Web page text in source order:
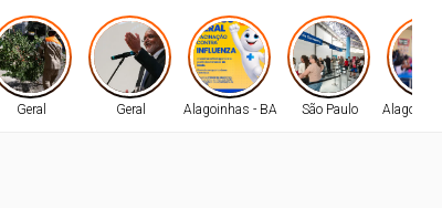
Geral Geral Alagoinhas - BA São Paulo